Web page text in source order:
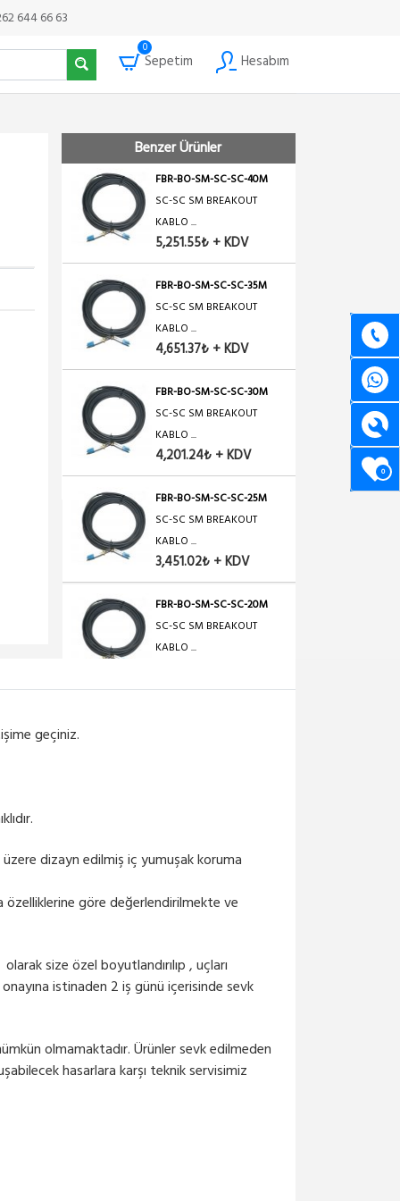
644 66 63
0
Sepetim Hesabım
0
Benzer Ürünler
FBR-BO-SM-SC-SC-50M
SC-SC SM BREAKOUT
5,376.58₺ + KDV
FBR-BO-SM-SC-SC-40M
SC-SC SM BREAKOUT
KABLO ...
5,251.55₺ + KDV
FBR-BO-SM-SC-SC-35M
SC-SC SM BREAKOUT
KABLO ...
4,651.37₺ + KDV
FBR-BO-SM-SC-SC-30M
SC-SC SM BREAKOUT
KABLO ...
4,201.24₺ + KDV
FBR-BO-SM-SC-SC-25M
SC-SC SM BREAKOUT
KABLO ...
3,451.02₺ + KDV
FBR-BO-SM-SC-SC-20M
SC-SC SM BREAKOUT
KABLO ...
KABLO ...
KABLO ...
8,742.58₺ + KDV
SC-SC SM BREAKOUT
KABLO ...
geçiniz.
üzere dizayn edilmiş iç yumuşak koruma
özelliklerine göre değerlendirilmekte ve
size özel boyutlandırılıp , uçları
istinaden 2 iş günü içerisinde sevk
olmamaktadır. Ürünler sevk edilmeden
hasarlara karşı teknik servisimiz